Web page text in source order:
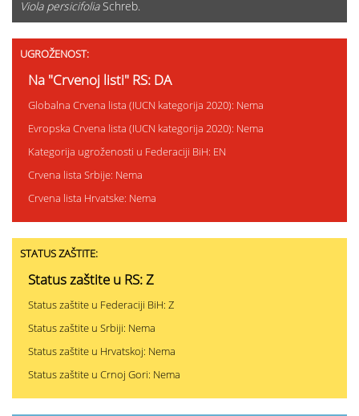
Viola persicifoliaSchreb.
UGROŽENOST:
Na "Crvenoj listi" RS: DA
Globalna Crvena lista (IUCN kategorija 2020): Nema
Evropska Crvena lista (IUCN kategorija 2020): Nema
Kategorija ugroženosti u Federaciji BiH: EN
Crvena lista Srbije: Nema
Crvena lista Hrvatske: Nema
STATUS ZAŠTITE:
Status zaštite u RS: Z
Status zaštite u Federaciji BiH: Z
Status zaštite u Srbiji: Nema
Status zaštite u Hrvatskoj: Nema
Status zaštite u Crnoj Gori: Nema